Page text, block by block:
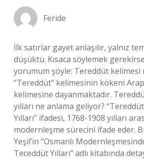
Feride
İlk satırlar gayet anlaşılır, yalnız
düşüktü. Kısaca söylemek
yorumum şöyle: Tereddüt kelimesi
“Tereddüt” kelimesinin kökeni
kelimesine dayanmaktadır.
yılları ne anlama geliyor?
Yılları” ifadesi, 1768-1908 yılları
modernleşme sürecini ifade eder.
Yeşil’in “Osmanlı
Teceddüt Yılları” adlı kitabında